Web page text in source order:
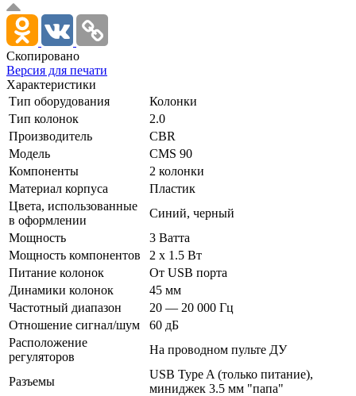
Скопировано
Версия для печати
Характеристики
Тип оборудования
Колонки
Тип колонок
2.0
Производитель
CBR
Модель
CMS 90
Компоненты
2 колонки
Материал корпуса
Пластик
Цвета, использованные
в оформлении
Синий, черный
Мощность
3 Ватта
Мощность компонентов
2 x 1.5 Вт
Питание колонок
От USB порта
Динамики колонок
45 мм
Частотный диапазон
20 — 20 000 Гц
Отношение сигнал/шум
60 дБ
Расположение
регуляторов
На проводном пульте ДУ
Разъемы
USB Type A (только питание),
миниджек 3.5 мм "папа"